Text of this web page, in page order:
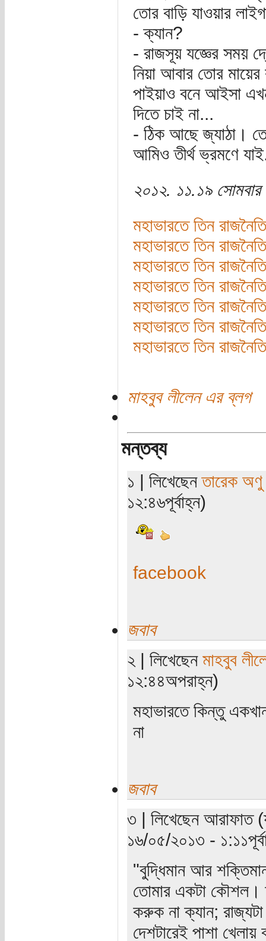
তোর বাড়ি যাওয়ার
- ক্যান?
- রাজসূয় যজ্ঞের সময়
নিয়া আবার তোর মায়ের
পাইয়াও বনে আইসা
দিতে চাই না...
- ঠিক আছে জ্যাঠা।
আমিও তীর্থ ভ্রমণে
২০১২. ১১.১৯ সোমবার
মহাভারতে তিন
মহাভারতে তিন
মহাভারতে তিন
মহাভারতে তিন
মহাভারতে তিন
মহাভারতে তিন
মহাভারতে তিন
মাহবুব লীলেন এর ব্লগ
মন্তব্য
১ | লিখেছেনতারেক অণু
১২:৪৬পূর্বাহ্ন)
facebook
জবাব
২ | লিখেছেন মাহবুব
১২:৪৪অপরাহ্ন)
মহাভারতে কিন্তু
না
জবাব
৩ | লিখেছেন আরাফাত
১৬/০৫/২০১৩ -
"বুদ্ধিমান আর
তোমার একটা কৌশল।
করুক না ক্যান;
দেশটারেই পাশা